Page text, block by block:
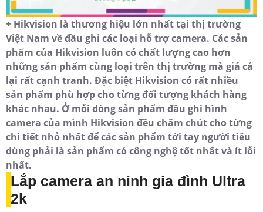
+ Hikvision là thương hiệu lớn nhất tại thị trường
Việt Nam về đầu ghi các loại hỗ trợ camera. Các sản
phẩm của Hikvision luôn có chất lượng cao hơn
những sản phẩm cùng loại trên thị trường mà giá cả
lại rất cạnh tranh. Đặc biệt Hikvision có rất nhiều
sản phẩm phù hợp cho từng đối tượng khách hàng
khác nhau. Ở mỗi dòng sản phẩm đầu ghi hình
camera của mình Hikvision đều chăm chút cho từng
chi tiết nhỏ nhất để các sản phẩm tới tay người tiêu
dùng phải là sản phẩm có công nghệ tốt nhất và ít lỗi
nhất.
Lắp camera an ninh gia đình Ultra
2k